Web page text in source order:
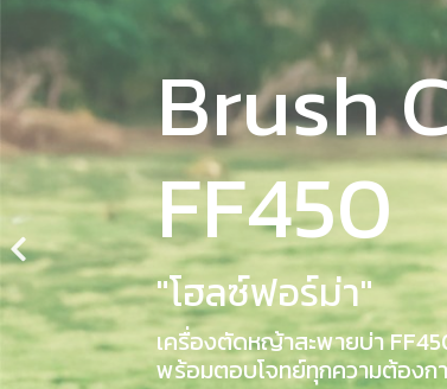
Brush
FF450
"โฮลซ์ฟอร์ม่า"
เครื่องตัดหญ้าสะพายบ่า
พร้อมตอบโจทย์ทุกความต้องก